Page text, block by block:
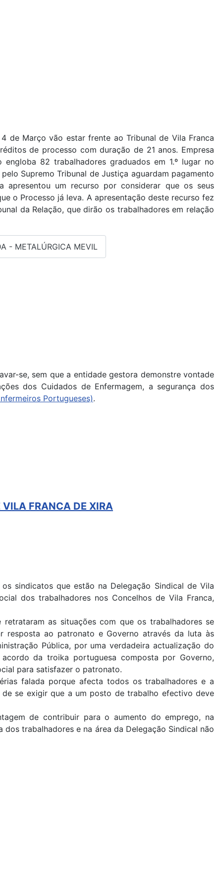
de Março vão estar frente ao Tribunal de Vila Franca
de processo com duração de 21 anos. Empresa
82 trabalhadores graduados em 1.º lugar no
Supremo Tribunal de Justiça aguardam pagamento
um recurso por considerar que os seus
o Processo já leva. A apresentação deste recurso fez
da Relação, que dirão os trabalhadores em relação
- METALÚRGICA MEVIL
se, sem que a entidade gestora demonstre vontade
dos Cuidados de Enfermagem, a segurança dos
Portugueses).
VILA FRANCA DE XIRA
sindicatos que estão na Delegação Sindical de Vila
dos trabalhadores nos Concelhos de Vila Franca,
as situações com que os trabalhadores se
resposta ao patronato e Governo através da luta às
Pública, por uma verdadeira actualização do
da troika portuguesa composta por Governo,
para satisfazer o patronato.
falada porque afecta todos os trabalhadores e a
se exigir que a um posto de trabalho efectivo deve
de contribuir para o aumento do emprego, na
trabalhadores e na área da Delegação Sindical não